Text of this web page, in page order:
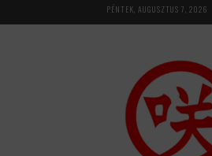
to
PÉNTEK, AUGUSZTUS 7, 2026